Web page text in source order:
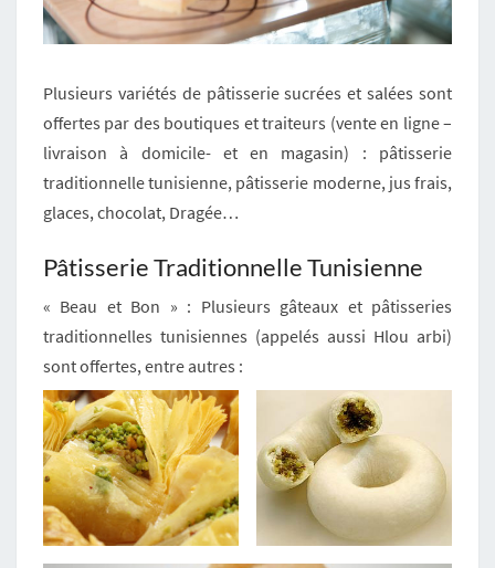
I
E
Plusieurs variétés de pâtisserie sucrées et salées sont
offertes par des boutiques et traiteurs (vente en ligne –
livraison à domicile- et en magasin) : pâtisserie
traditionnelle tunisienne, pâtisserie moderne, jus frais,
glaces, chocolat, Dragée…
Pâtisserie Traditionnelle Tunisienne
« Beau et Bon » : Plusieurs gâteaux et pâtisseries
traditionnelles tunisiennes (appelés aussi Hlou arbi)
sont offertes, entre autres :